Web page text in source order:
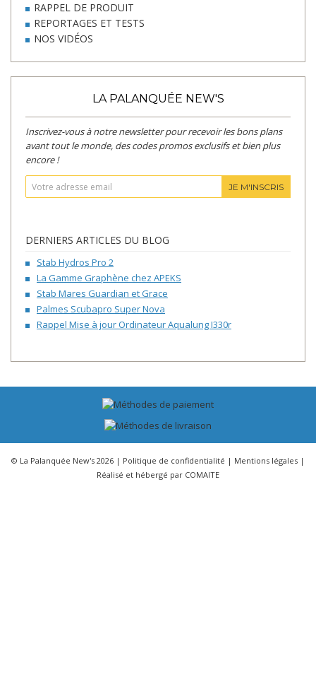
RAPPEL DE PRODUIT
REPORTAGES ET TESTS
NOS VIDÉOS
LA PALANQUÉE NEW'S
Inscrivez-vous à notre newsletter pour recevoir les bons plans
avant tout le monde, des codes promos exclusifs et bien plus
encore !
JE M'INSCRIS
DERNIERS ARTICLES DU BLOG
Stab Hydros Pro 2
La Gamme Graphène chez APEKS
Stab Mares Guardian et Grace
Palmes Scubapro Super Nova
Rappel Mise à jour Ordinateur Aqualung I330r
© La Palanquée New's 2026 | Politique de confidentialité | Mentions légales |
Réalisé et hébergé par COMAITE